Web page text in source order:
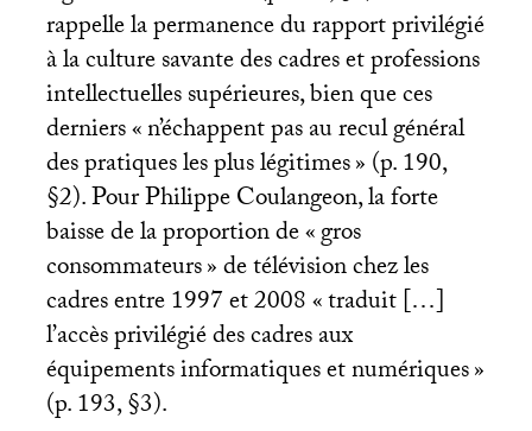
rappelle la permanence du rapport privilégié
à la culture savante des cadres et professions
intellectuelles supérieures, bien que ces
derniers «n’échappent pas au recul général
des pratiques les plus légitimes» (p. 190,
§2). Pour Philippe Coulangeon, la forte
baisse de la proportion de «gros
consommateurs» de télévision chez les
cadres entre 1997 et 2008 «traduit […]
l’accès privilégié des cadres aux
équipements informatiques et numériques»
(p. 193, §3).